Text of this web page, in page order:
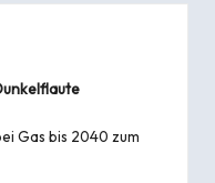
Gas bis 2040 zum